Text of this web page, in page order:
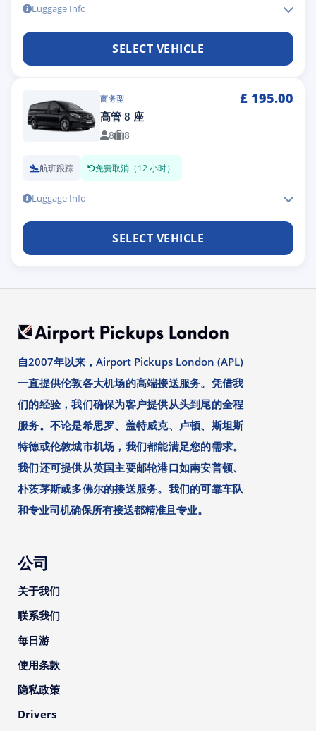
Luggage Info
SELECT VEHICLE
商务型 £ 195.00
高管 8 座
8 8
航班跟踪 免费取消（12 小时）
Luggage Info
SELECT VEHICLE
自2007年以来，Airport Pickups London (APL)
一直提供伦敦各大机场的高端接送服务。凭借我
们的经验，我们确保为客户提供从头到尾的全程
服务。不论是希思罗、盖特威克、卢顿、斯坦斯
特德或伦敦城市机场，我们都能满足您的需求。
我们还可提供从英国主要邮轮港口如南安普顿、
朴茨茅斯或多佛尔的接送服务。我们的可靠车队
和专业司机确保所有接送都精准且专业。
公司
关于我们
联系我们
每日游
使用条款
隐私政策
Drivers